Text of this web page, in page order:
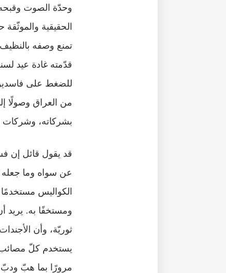
وحدّة الصوت وقبحه
الحقيقية
تمنع وصفه
قدّمته غادة عيد
للضغط على فاسدين
من العراق وصولًا
بشركاته، وشركات
قد يقول قائل إن
عن سواه وما جعله
الكواليس
ومستخفًا به. يريد
ثوريّة، وأن
يستخدم كلّ مصائب
مرورًا بما هبّ ودبّ